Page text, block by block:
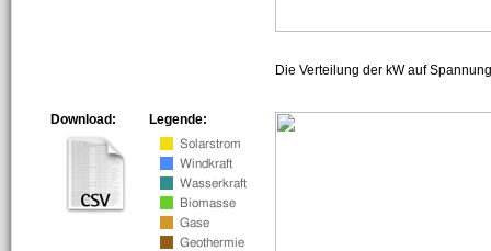
Die Verteilung der kW auf
Legende:
Download: